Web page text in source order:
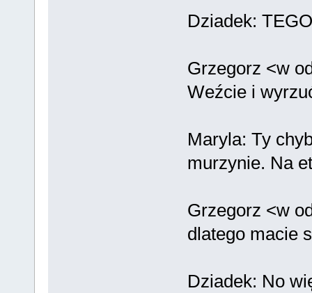
Dziadek:
Grzegorz <w
Weźcie i
Maryla: Ty
murzynie. Na
Grzegorz <w
dlatego macie
Dziadek: No